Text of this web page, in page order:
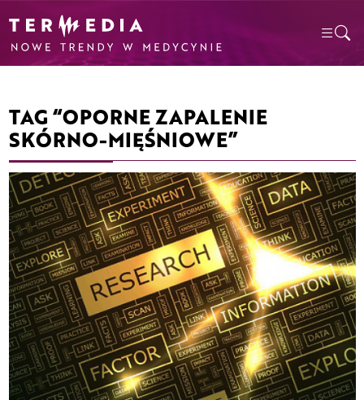
TAG “OPORNE ZAPALENIE
SKÓRNO-MIĘŚNIOWE”